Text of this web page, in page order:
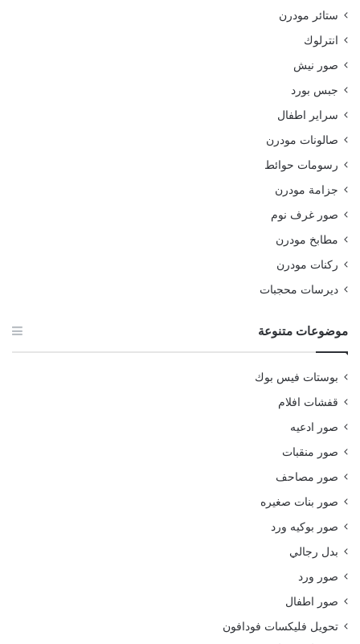
ستائر مودرن
انترلوك
صور نيش
جبس بورد
سراير اطفال
صالونات مودرن
رسومات حوائط
جزامة مودرن
صور غرف نوم
مطابخ مودرن
ركنات مودرن
ديرسات محجبات
موضوعات متنوعة
بوستات فيس بوك
قفشات افلام
صور ادعيه
صور منقبات
صور مصاحف
صور بنات صغيره
صور بوكيه ورد
بدل رجالي
صور ورد
صور اطفال
تحويل فليكسات فودافون